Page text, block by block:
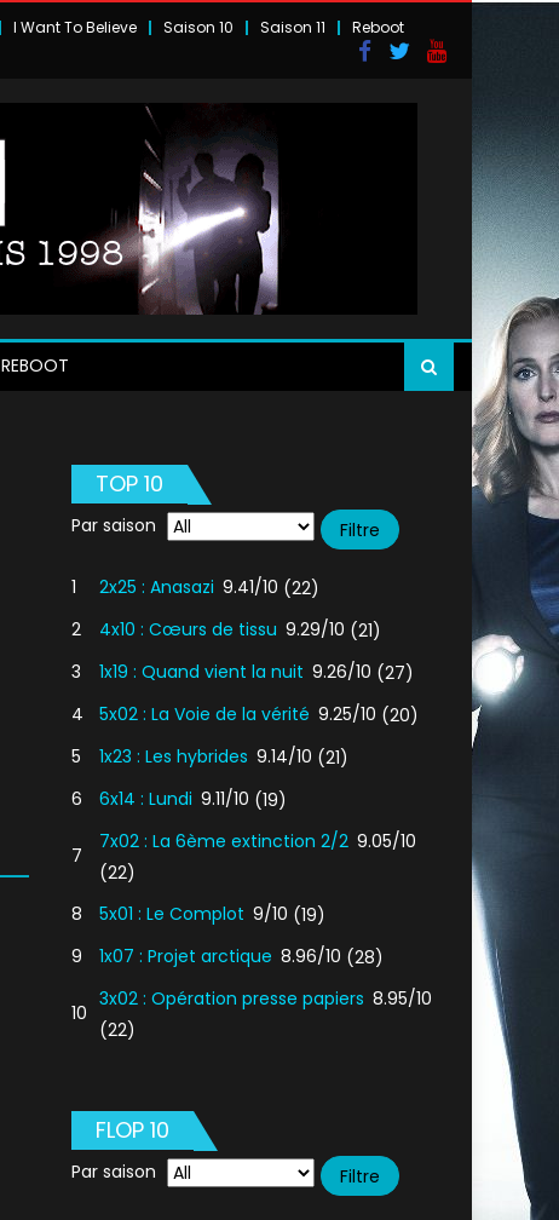
I Want To Believe Saison 10 Saison 11 Reboot
REBOOT
TOP 10
Par saison
1 2x25 : Anasazi 9.41/10 (22)
2
4x10 : Cœurs de tissu 9.29/10 (21)
3
1x19 : Quand vient la nuit 9.26/10 (27)
4
5x02 : La Voie de la vérité 9.25/10 (20)
5
1x23 : Les hybrides 9.14/10 (21)
6
6x14 : Lundi 9.11/10 (19)
7
7x02 : La 6ème extinction 2/2 9.05/10
(22)
8
5x01 : Le Complot 9/10 (19)
9
1x07 : Projet arctique 8.96/10 (28)
10
3x02 : Opération presse papiers 8.95/10
(22)
FLOP 10
Par saison